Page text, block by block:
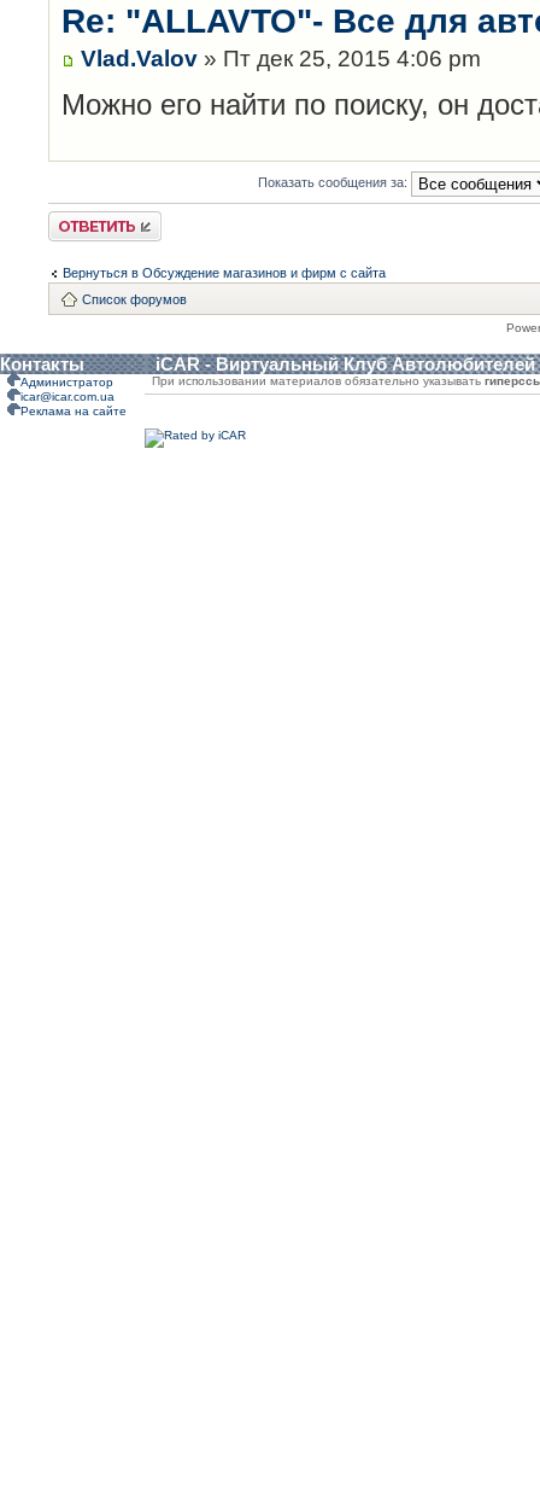
Re: "ALLAVTO"- Все для
Vlad.Valov » Пт дек 25, 2015 4:06 pm
Можно его найти по поиску, он
Показать сообщения за:
Ответить
Вернуться в Обсуждение магазинов и фирм с сайта
Список форумов
Контакты iCAR - Виртуальный Клуб Автолюбителей
Администратор
icar@icar.com.ua
Реклама на сайте
При использовании материалов обязательно указывать